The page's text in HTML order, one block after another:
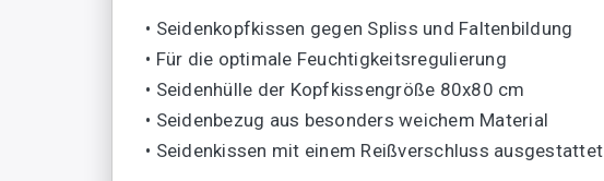
• Seidenkopfkissen gegen Spliss und Faltenbildung
• Für die optimale Feuchtigkeitsregulierung
• Seidenhülle der Kopfkissengröße 80x80 cm
• Seidenbezug aus besonders weichem Material
• Seidenkissen mit einem Reißverschluss ausgestattet